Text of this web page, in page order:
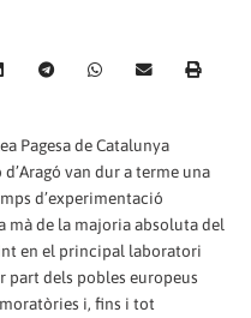
Pagesa de Catalunya
van dur a terme una
d’experimentació
mà de la majoria absoluta del
en el principal laboratori
part dels pobles europeus
i, fins i tot